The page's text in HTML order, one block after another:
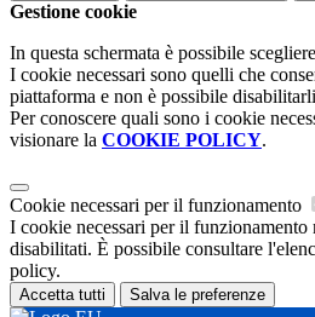
Gestione cookie
In questa schermata è possibile
I cookie necessari sono quelli che
piattaforma e non è possibile
Per conoscere quali sono i cookie
visionare la COOKIE POLICY.
Cookie necessari per il funzionamento
I cookie necessari per il funzionamento
disabilitati. È possibile consultare
policy.
Accetta tutti Salva le preferenze